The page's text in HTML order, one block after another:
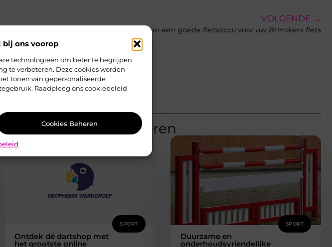
bij ons voorop
technologieën om beter te begrijpen
te verbeteren. Deze cookies worden
tonen van gepersonaliseerde
Raadpleeg ons cookiebeleid
Cookies Beheren
VOLGENDE →
Het belang van een goede fietsaccu voor uw Brinckers fiets
u mogelijk interesseren
SPORT
Ontdek dé dartshop met
het grootste online
SPORT
Duurzame en
onderhoudsvriendelijke